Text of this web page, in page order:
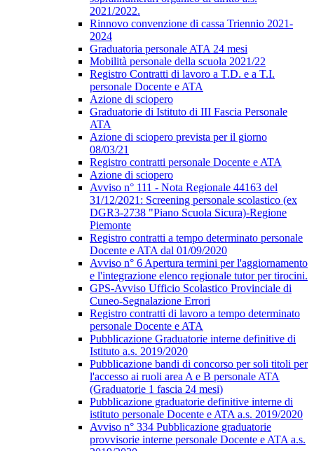
2021/2022.
Rinnovo convenzione di cassa Triennio 2021-
2024
Graduatoria personale ATA 24 mesi
Mobilità personale della scuola 2021/22
Registro Contratti di lavoro a T.D. e a T.I.
personale Docente e ATA
Azione di sciopero
Graduatorie di Istituto di III Fascia Personale
ATA
Azione di sciopero prevista per il giorno
08/03/21
Registro contratti personale Docente e ATA
Azione di sciopero
Avviso n° 111 - Nota Regionale 44163 del
31/12/2021: Screening personale scolastico (ex
DGR3-2738 "Piano Scuola Sicura)-Regione
Piemonte
Registro contratti a tempo determinato personale
Docente e ATA dal 01/09/2020
Avviso n° 6 Apertura termini per l'aggiornamento
e l'integrazione elenco regionale tutor per tirocini.
GPS-Avviso Ufficio Scolastico Provinciale di
Cuneo-Segnalazione Errori
Registro contratti di lavoro a tempo determinato
personale Docente e ATA
Pubblicazione Graduatorie interne definitive di
Istituto a.s. 2019/2020
Pubblicazione bandi di concorso per soli titoli per
l'accesso ai ruoli area A e B personale ATA
(Graduatorie 1 fascia 24 mesi)
Pubblicazione graduatorie definitive interne di
istituto personale Docente e ATA a.s. 2019/2020
Avviso n° 334 Pubblicazione graduatorie
provvisorie interne personale Docente e ATA a.s.